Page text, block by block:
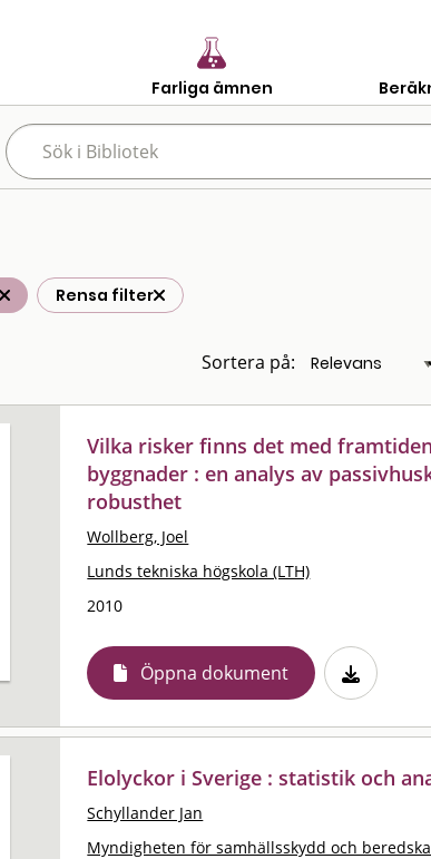
Farliga ämnen
Rensa filter
Sortera på:
Vilka risker finns det med
byggnader : en analys av
robusthet
Wollberg, Joel
Lunds tekniska högskola (LTH)
2010
Öppna dokument
Elolyckor i Sverige : statistik och
Schyllander Jan
Myndigheten för samhällsskydd och